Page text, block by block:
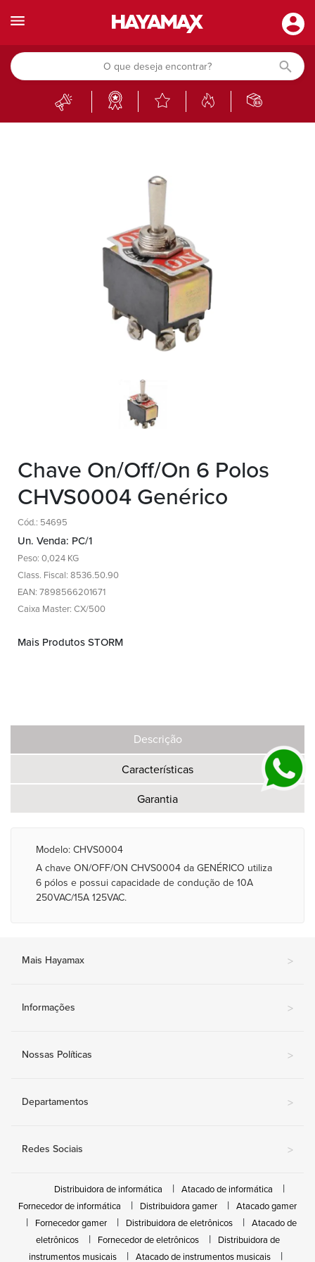
Chave On/Off/On 6 Polos
CHVS0004 Genérico
Cód.: 54695
Un. Venda: PC/1
Peso: 0,024 KG
Class. Fiscal: 8536.50.90
EAN: 7898566201671
Caixa Master: CX/500
Mais Produtos STORM
Descrição
Características
Garantia
Modelo: CHVS0004
A chave ON/OFF/ON CHVS0004 da GENÉRICO utiliza
6 pólos e possui capacidade de condução de 10A
250VAC/15A 125VAC.
Mais Hayamax >
Informações >
Nossas Políticas >
Departamentos >
Redes Sociais >
Distribuidora de informática
Atacado de informática
Fornecedor de informática
Distribuidora gamer
Atacado gamer
Fornecedor gamer
Distribuidora de eletrônicos
Atacado de
eletrônicos
Fornecedor de eletrônicos
Distribuidora de
instrumentos musicais
Atacado de instrumentos musicais